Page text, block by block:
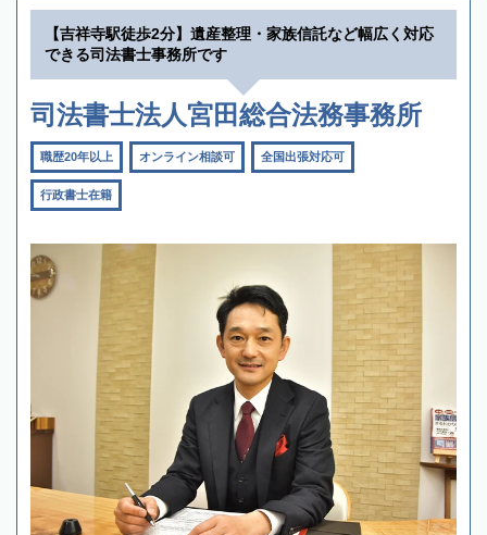
【吉祥寺駅徒歩2分】遺産整理・家族信託など幅広く対応
できる司法書士事務所です
司法書士法人宮田総合法務事務所
職歴20年以上 オンライン相談可 全国出張対応可
行政書士在籍